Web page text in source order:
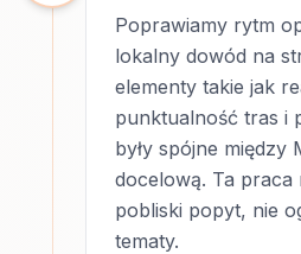
Poprawiamy rytm
lokalny dowód na
elementy takie jak
punktualność tras i
były spójne między
docelową. Ta praca
pobliski popyt, nie
tematy.